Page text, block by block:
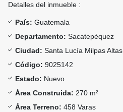
Detalles del inmueble :
País: Guatemala
Departamento: Sacatepéquez
Ciudad: Santa Lucía Milpas Altas
Código: 9025142
Estado: Nuevo
Área Construida: 270 m²
Área Terreno: 458 Varas